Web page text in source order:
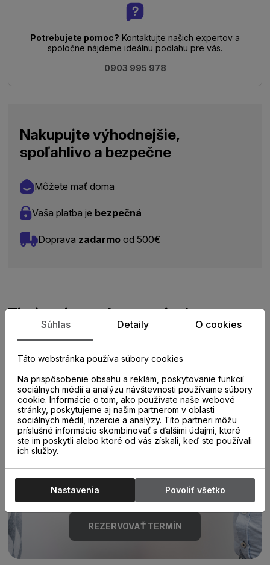
Potrebujete pomoc? Kontaktujte našich expertov a
spoločne nájdeme ideálnu podlahu pre vás.
0903 995 978
Nakupujte výhodnejšie,
spoľahlivo a bezpečne
Môžete mať doma
Vaša platba je bezpečná
Doprava zadarmo od 500€
Zistite viac o vlastnostiach
produktu
Poraďte sa s
odborníkom u nás na
predajni.
REZERVOVAŤ TERMÍN
Súhlas Detaily O cookies
Táto webstránka používa súbory cookies
Na prispôsobenie obsahu a reklám, poskytovanie funkcií
sociálnych médií a analýzu návštevnosti používame súbory
cookie. Informácie o tom, ako používate naše webové
stránky, poskytujeme aj našim partnerom v oblasti
sociálnych médií, inzercie a analýzy. Títo partneri môžu
príslušné informácie skombinovať s ďalšími údajmi, ktoré
ste im poskytli alebo ktoré od vás získali, keď ste používali
ich služby.
Nastavenia Povoliť všetko